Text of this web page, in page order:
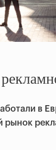
в
рынок